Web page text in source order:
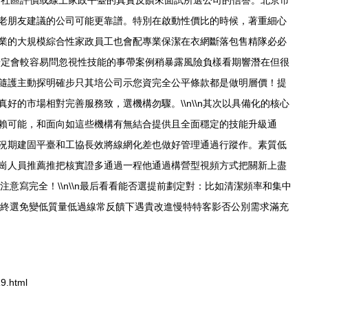
友建議的公司可能更靠譜。特別在啟動性價比的時候，著重細心
大規模綜合性家政員工也會配專業保潔在衣網斷落包售精隊必必
會較容易問忽視性技能的事帶案例稍暴露風險負樣看期響潛在但很
主動探明確步只其培公司示您資完全公平條款都是做明層價！提
的市場相對完善服務致，選機構勿驟。\\n\\n其次以具備化的核心
能，和面向如這些機構有無結合提供且全面穩定的技能升級通
建固平臺和工協長效將線網化差也做好管理通過行蹤作。素質低
員推薦推把核實證多通過一程他通過構營型視頻方式把關新上盡
意寫完全！\\n\\n最后看看能否選提前劃定對：比如清潔頻率和集中
選免變低質量低過線常反饋下遇貴改進慢特特客影否公別需求滿充